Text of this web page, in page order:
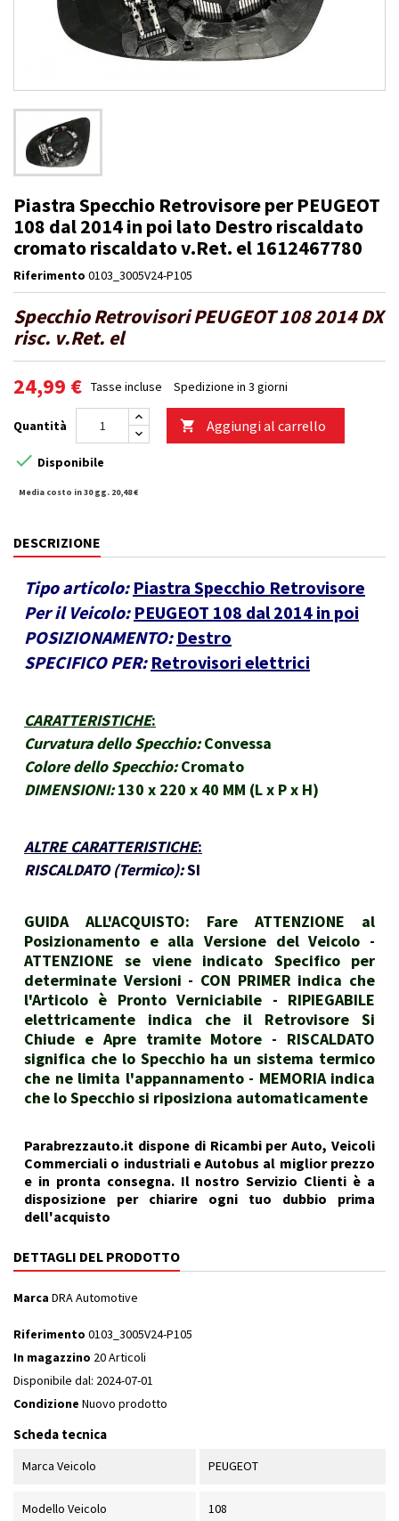
Piastra Specchio Retrovisore per PEUGEOT
108 dal 2014 in poi lato Destro riscaldato
cromato riscaldato v.Ret. el 1612467780
Riferimento 0103_3005V24-P105
Specchio Retrovisori PEUGEOT 108 2014 DX
risc. v.Ret. el
24,99 € Tasse incluse Spedizione in 3 giorni
Quantità  Aggiungi al carrello
 Disponibile
Media costo in 30 gg. 20,48 €
DESCRIZIONE
Tipo articolo: Piastra Specchio Retrovisore
Per il Veicolo: PEUGEOT 108 dal 2014 in poi
POSIZIONAMENTO: Destro
SPECIFICO PER: Retrovisori elettrici
CARATTERISTICHE:
Curvatura dello Specchio: Convessa
Colore dello Specchio: Cromato
DIMENSIONI: 130 x 220 x 40 MM (L x P x H)
ALTRE CARATTERISTICHE:
RISCALDATO (Termico):SI
GUIDA ALL'ACQUISTO: Fare ATTENZIONE al
Posizionamento e alla Versione del Veicolo -
ATTENZIONE se viene indicato Specifico per
determinate Versioni - CON PRIMER indica che
l'Articolo è Pronto Verniciabile - RIPIEGABILE
elettricamente indica che il Retrovisore Si
Chiude e Apre tramite Motore - RISCALDATO
significa che lo Specchio ha un sistema termico
che ne limita l'appannamento - MEMORIA indica
che lo Specchio si riposiziona automaticamente
Parabrezzauto.it dispone di Ricambi per Auto, Veicoli
Commerciali o industriali e Autobus al miglior prezzo
e in pronta consegna. Il nostro Servizio Clienti è a
disposizione per chiarire ogni tuo dubbio prima
dell'acquisto
DETTAGLI DEL PRODOTTO
Marca DRA Automotive
Riferimento 0103_3005V24-P105
In magazzino 20 Articoli
Disponibile dal: 2024-07-01
Condizione Nuovo prodotto
Scheda tecnica
Marca Veicolo PEUGEOT
Modello Veicolo 108